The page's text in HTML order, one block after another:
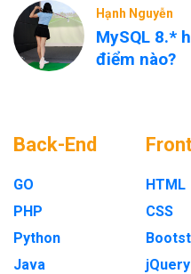
Hạnh Nguyễn
MySQL 8.*
điểm nào?
Back-End
GO
PHP
Python
Java
HTML
CSS
jQuery